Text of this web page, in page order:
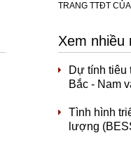
TRANG TTĐT
Xem nhiều
Dự tính tiêu
Bắc - Nam
Tình hình
lượng